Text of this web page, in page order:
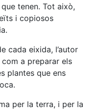
tenen. Tot això,
i copiosos
cada eixida, l’autor
a preparar els
plantes que ens
per la terra, i per la